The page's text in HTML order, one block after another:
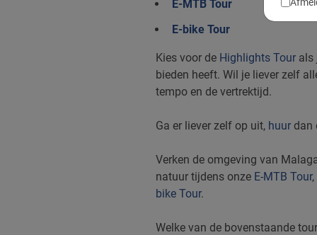
E-MTB Tour
E-bike Tour
Kies voor de Highlights Tour als
bieden heeft. Wil je liever zelf
tempo en de vertrektijd.
Ga er liever zelf op uit, huur dan
Verken de omgeving van
natuur tijdens onze E-MTB Tour
bike Tour.
Welke van de bovenstaande